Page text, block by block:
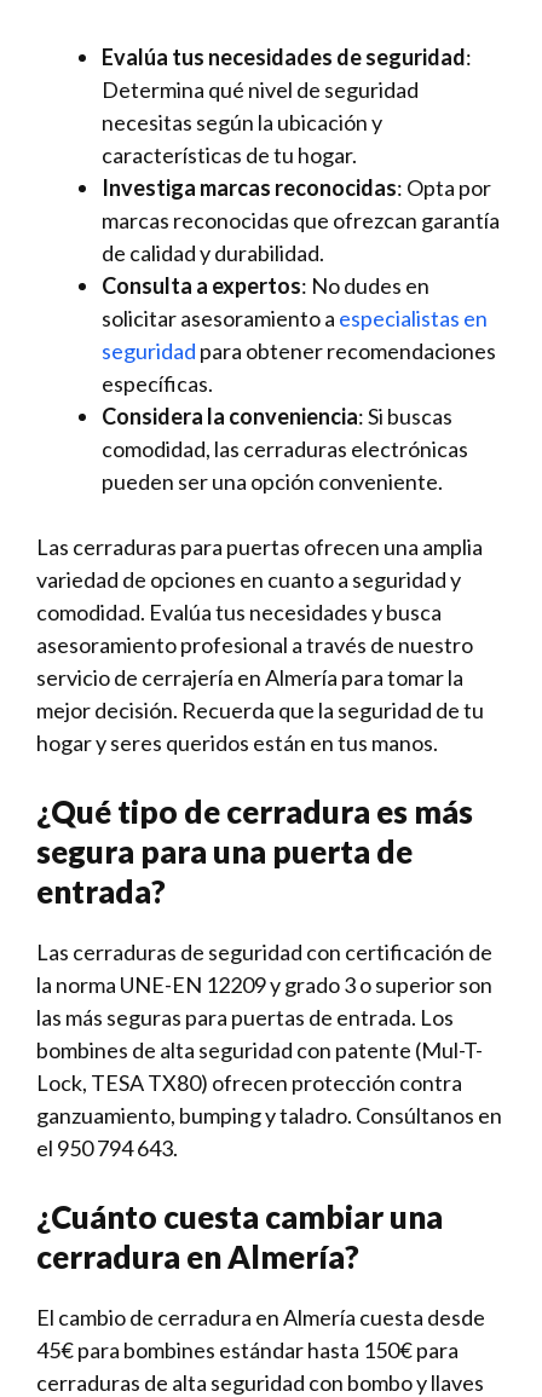
Evalúa tus necesidades de seguridad:
Determina qué nivel de seguridad
necesitas según la⁣ ubicación ‍y
características de tu hogar.
Investiga marcas reconocidas: Opta ⁢por
marcas reconocidas que ofrezcan ⁤garantía
de calidad y durabilidad.
Consulta a expertos: No dudes en
solicitar asesoramiento a especialistas en
seguridad para⁣ obtener recomendaciones
específicas.
Considera ‌la conveniencia: Si buscas
comodidad, las cerraduras electrónicas
pueden ⁣ser una opción conveniente.
Las cerraduras para puertas ofrecen una amplia
variedad de opciones en cuanto a seguridad y
comodidad. Evalúa tus necesidades y busca
asesoramiento profesional a través de nuestro
servicio de cerrajería en Almería para tomar la
mejor decisión. Recuerda que la seguridad de tu
hogar y seres queridos están en tus manos.
¿Qué tipo de cerradura es más
segura para una puerta de
entrada?
Las cerraduras de seguridad con certificación de
la norma UNE-EN 12209 y grado 3 o superior son
las más seguras para puertas de entrada. Los
bombines de alta seguridad con patente (Mul-T-
Lock, TESA TX80) ofrecen protección contra
ganzuamiento, bumping y taladro. Consúltanos en
el 950 794 643.
¿Cuánto cuesta cambiar una
cerradura en Almería?
El cambio de cerradura en Almería cuesta desde
45€ para bombines estándar hasta 150€ para
cerraduras de alta seguridad con bombo y llaves